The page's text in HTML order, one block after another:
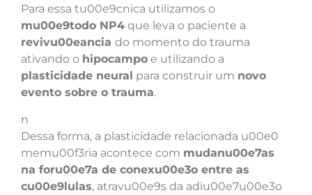
Para essa tu00e9cnica utilizamos o
mu00e9todo NP4 que leva o paciente a
revivu00eancia do momento do trauma
ativando o hipocampo e utilizando a
plasticidade neural para construir um novo
evento sobre o trauma.
n
Dessa forma, a plasticidade relacionada u00e0
memu00f3ria acontece com mudanu00e7as
na foru00e7a de conexu00e3o entre as
cu00e9lulas, atravu00e9s da adiu00e7u00e3o